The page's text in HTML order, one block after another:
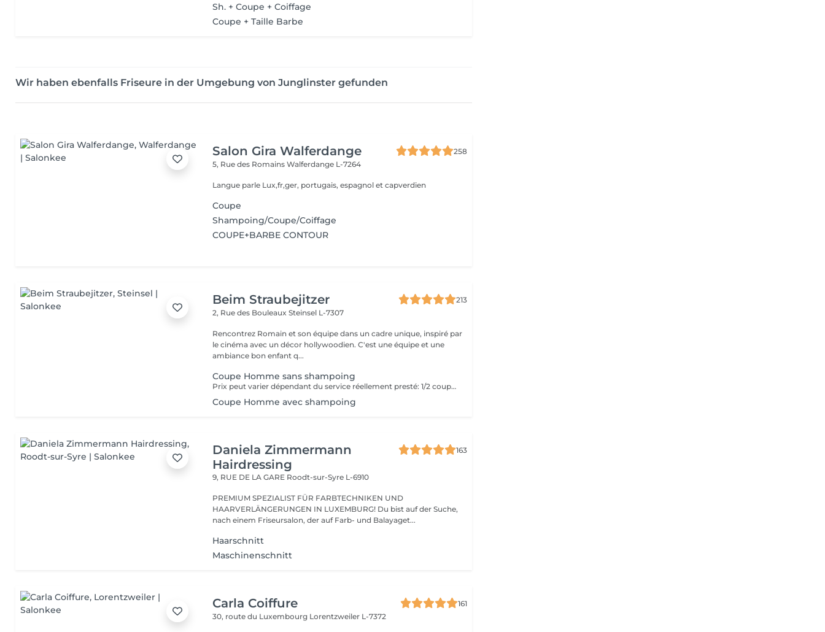
Sh. + Coupe + Coiffage
Coupe + Taille Barbe
Wir haben ebenfalls Friseure in der Umgebung von Junglinster gefunden
Salon Gira Walferdange
258
5, Rue des RomainsWalferdange L-7264
Langue parle Lux,fr,ger, portugais, espagnol et capverdien
Coupe
Shampoing/Coupe/Coiffage
COUPE+BARBE CONTOUR
Beim Straubejitzer
213
2, Rue des BouleauxSteinsel L-7307
Rencontrez Romain et son équipe dans un cadre unique, inspiré par
le cinéma avec un décor hollywoodien. C'est une équipe et une
ambiance bon enfant q...
Coupe Homme sans shampoing
Prix peut varier dépendant du service réellement presté: 1/2 coupe Hommes : 19,5 Coupe cheveux secs : 23 Coupe Humide : 28,9
Coupe Homme avec shampoing
Daniela Zimmermann
Hairdressing
163
9, RUE DE LA GARE Roodt-sur-Syre L-6910
PREMIUM SPEZIALIST FÜR FARBTECHNIKEN UND
HAARVERLÄNGERUNGEN IN LUXEMBURG! Du bist auf der Suche,
nach einem Friseursalon, der auf Farb- und Balayaget...
Haarschnitt
Maschinenschnitt
Carla Coiffure
161
30, route du Luxembourg Lorentzweiler L-7372